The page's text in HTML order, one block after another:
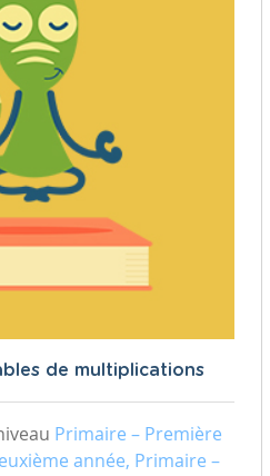
de multiplications
Primaire – Première
année, Primaire –